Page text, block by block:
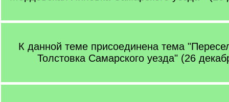
К данной теме присоединена тема
Толстовка Самарского уезда" (26